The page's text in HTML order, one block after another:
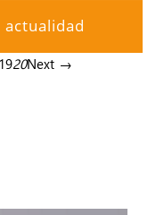
1920Next →